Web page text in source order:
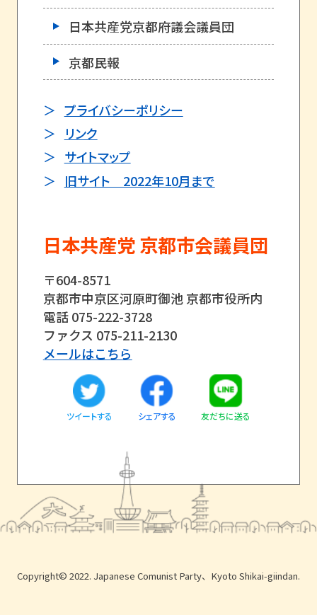
日本共産党 京都市会議員団
〒604-8571
京都市中京区河原町御池 京都市役所内
電話 075-222-3728
ファクス 075-211-2130
メールはこちら
ツイートする シェアする 友だちに送る
日本共産党京都府議会議員団
京都民報
プライバシーポリシー
リンク
サイトマップ
旧サイト 2022年10月まで
Copyright© 2022. Japanese Comunist Party、Kyoto Shikai-giindan.